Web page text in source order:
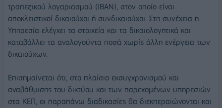
τραπεζικού λογαριασμού (IBAN), στον οποίο είναι
αποκλειστικοί δικαιούχοι ή συνδικαιούχοι. Στη συνέχεια η
Υπηρεσία ελέγχει τα στοιχεία και τα δικαιολογητικά και
καταβάλλει τα αναλογούντα ποσά χωρίς άλλη ενέργεια των
δικαιούχων.
Επισημαίνεται ότι, στο πλαίσιο εκσυγχρονισμού και
αναβάθμισης του δικτύου και των παρεχομένων υπηρεσιών
στα ΚΕΠ, οι παραπάνω διαδικασίες θα διεκπεραιώνονται και